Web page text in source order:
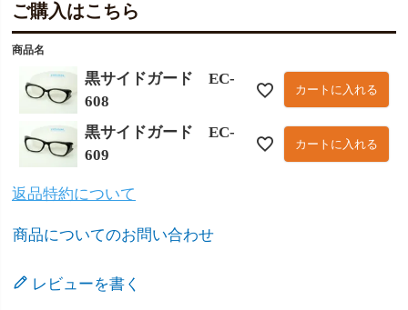
ご購入はこちら
商品名
黒サイドガード EC-
608
カートに入れる
黒サイドガード EC-
609
カートに入れる
返品特約について
商品についてのお問い合わせ
レビューを書く